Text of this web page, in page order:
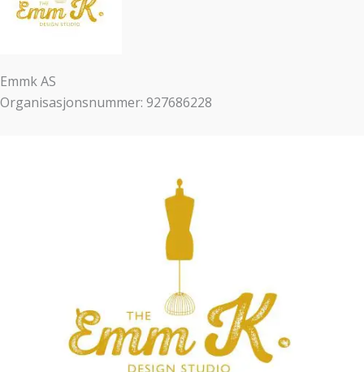
Emmk AS
Organisasjonsnummer: 927686228